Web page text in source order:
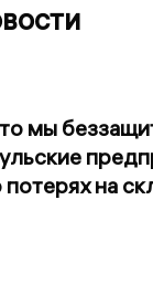
мы
потерях на